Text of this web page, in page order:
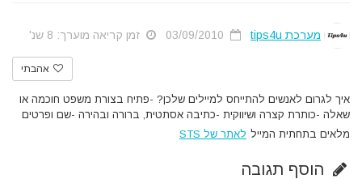
מערכת tips4u זמן קריאה מוערך: 8 שנ'
אהבתי
איך לגרום לאנשים להתייחס למיילים שלכן? -פתיח בצורת משפט חוכמה או
שאלה -כותרת קצרה ושיווקית -כתיבה אסתטית, ברורה ובהירה -שם ופרטים
מלאים בתחתית המייל לאתר של STS
הוסף תגובה